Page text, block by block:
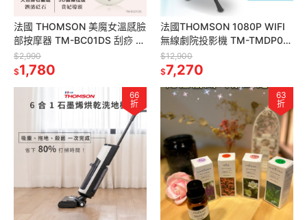
法國 THOMSON 美魔女溫感臉
部按摩器 TM-BC01DS 刮痧 按
摩
$2,990
$1,780
法國THOMSON 1080P WIFI
無線劇院投影機 TM-TMDP01-
A (含腳架) 藍芽投影機 迷你投
影機
$12,900
$7,270
66
折
63
折